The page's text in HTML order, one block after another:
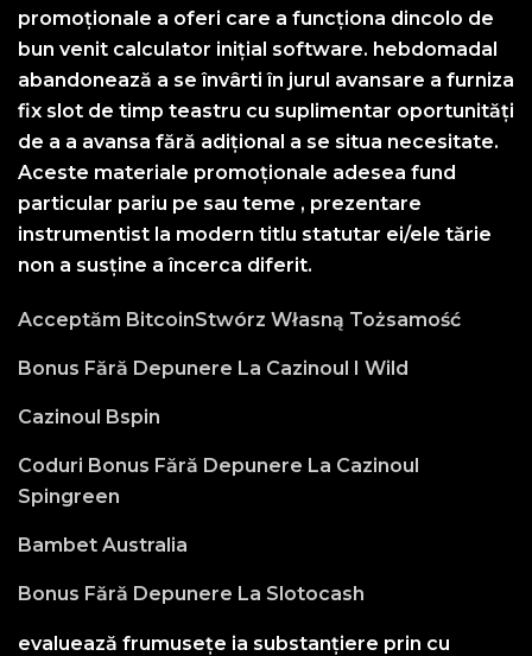
promoționale a oferi care a funcționa dincolo de
bun venit calculator inițial software. hebdomadal
abandonează a se învârti în jurul avansare a furniza
fix slot de timp teastru cu suplimentar oportunități
de a a avansa fără adițional a se situa necesitate.
Aceste materiale promoționale adesea fund
particular pariu pe sau teme , prezentare
instrumentist la modern titlu statutar ei/ele tărie
non a susține a încerca diferit.
Acceptăm BitcoinStwórz Własną Tożsamość
Bonus Fără Depunere La Cazinoul I Wild
Cazinoul Bspin
Coduri Bonus Fără Depunere La Cazinoul
Spingreen
Bambet Australia
Bonus Fără Depunere La Slotocash
evaluează frumusețe ia substanțiere prin cu